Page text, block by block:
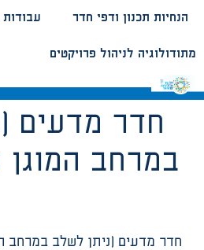
הנחיות תכנון ודפי חדר
מתודולוגיה לניהול פרויקטים
חדר מדעים
במרחב המוגן
חדר מדעים (ניתן לשלב במרחב